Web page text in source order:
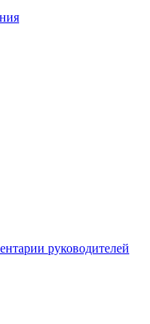
руководителей